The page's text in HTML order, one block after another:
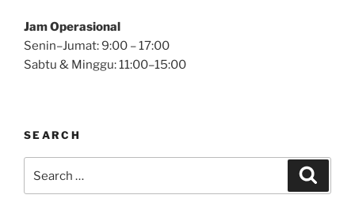
Jam Operasional
Senin–Jumat: 9:00 – 17:00
Sabtu & Minggu: 11:00–15:00
SEARCH
for: